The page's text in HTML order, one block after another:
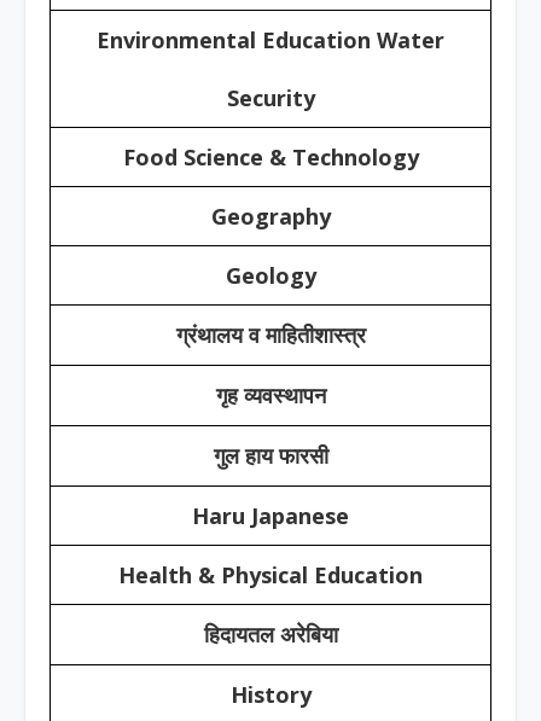
Environmental Education Water
Security
Food Science & Technology
Geography
Geology
ग्रंथालय व माहितीशास्त्र
गृह व्यवस्थापन
गुल हाय फारसी
Haru Japanese
Health & Physical Education
हिदायतल अरेबिया
History